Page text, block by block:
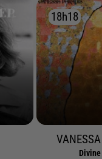
18h18
18h18